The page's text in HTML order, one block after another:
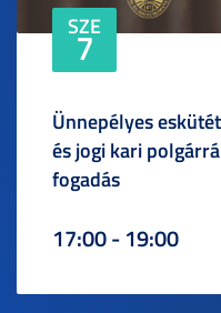
SZE
7
Ünnepélyes
és jogi kari polgárrá
fogadás
17:00 - 19:00